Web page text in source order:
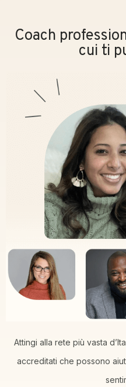
Coach
cui ti
Attingi alla rete più vasta
accreditati che possono